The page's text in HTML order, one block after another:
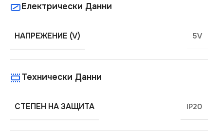
Електрически Данни
НАПРЕЖЕНИЕ (V) 5V
Технически Данни
СТЕПЕН НА ЗАЩИТА IP20